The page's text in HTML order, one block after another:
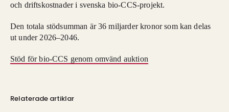
och driftskostnader i svenska bio-CCS-projekt.
Den totala stödsumman är 36 miljarder kronor som kan delas
ut under 2026–2046.
Stöd för bio-CCS genom omvänd auktion
Relaterade artiklar